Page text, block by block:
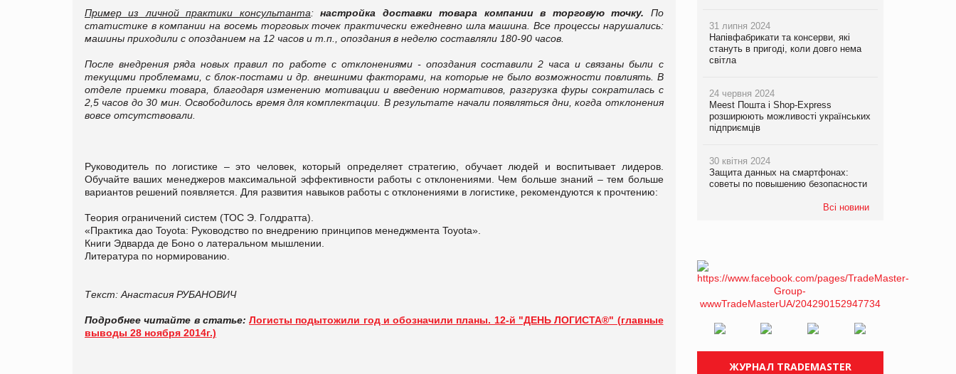
Пример из личной практики консультанта:настройка доставки товара компании в торговую точку. По
статистике в компании на восемь торговых точек практически ежедневно шла машина. Все процессы нарушались:
машины приходили с опозданием на 12 часов и т.п., опоздания в неделю составляли 180-90 часов.
После внедрения ряда новых правил по работе с отклонениями - опоздания составили 2 часа и связаны были с
текущими проблемами, с блок-постами и др. внешними факторами, на которые не было возможности повлиять. В
отделе приемки товара, благодаря изменению мотивации и введению нормативов, разгрузка фуры сократилась с
2,5 часов до 30 мин. Освободилось время для комплектации. В результате начали появляться дни, когда отклонения
вовсе отсутствовали.
Руководитель по логистике – это человек, который определяет стратегию, обучает людей и воспитывает лидеров.
Обучайте ваших менеджеров максимальной эффективности работы с отклонениями. Чем больше знаний – тем больше
вариантов решений появляется. Для развития навыков работы с отклонениями в логистике, рекомендуются к прочтению:
Теория ограничений систем (ТОС Э. Голдратта).
«Практика дао Toyota: Руководство по внедрению принципов менеджмента Toyota».
Книги Эдварда де Боно о латеральном мышлении.
Литература по нормированию.
Текст: Анастасия РУБАНОВИЧ
Подробнее читайте в статье: Логисты подытожили год и обозначили планы. 12-й "ДЕНЬ ЛОГИСТА®" (главные
выводы 28 ноября 2014г.)
31 липня 2024
Напівфабрикати та консерви, які
стануть в пригоді, коли довго нема
світла
24 червня 2024
Meest Пошта і Shop-Express
розширюють можливості українських
підприємців
30 квітня 2024
Защита данных на смартфонах:
советы по повышению безопасности
Всі новини
ЖУРНАЛ TRADEMASTER